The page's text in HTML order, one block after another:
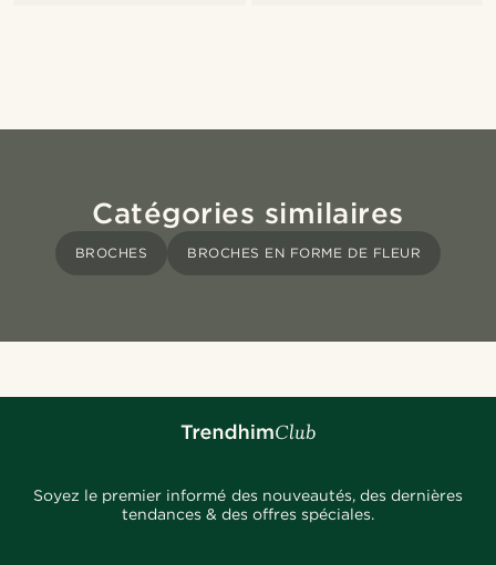
Catégories similaires
BROCHES BROCHES EN FORME DE FLEUR
Soyez le premier informé des nouveautés, des dernières
tendances & des offres spéciales.